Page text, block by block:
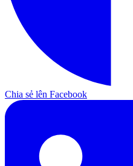
Chia sẻ lên Facebook